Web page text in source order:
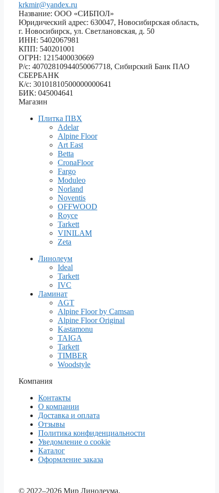
krkmir@yandex.ru
Название: ООО «СИБПОЛ»
Юридический адрес: 630047, Новосибирская область,
г. Новосибирск, ул. Светлановская, д. 50
ИНН: 5402067981
КПП: 540201001
ОГРН: 1215400030669
Р/с: 40702810944050067718, Сибирский Банк ПАО
СБЕРБАНК
К/с: 30101810500000000641
БИК: 045004641
Магазин
Плитка ПВХ
Adelar
Alpine Floor
Art East
Betta
CronaFloor
Fargo
Moduleo
Norland
Noventis
OFFWOOD
Royce
Tarkett
VINILAM
Zeta
Линолеум
Ideal
Tarkett
IVC
Ламинат
AGT
Alpine Floor by Camsan
Alpine Floor Original
Kastamonu
TAIGA
Tarkett
TIMBER
Woodstyle
Компания
Контакты
О компании
Доставка и оплата
Отзывы
Политика конфиденциальности
Уведомление о cookie
Каталог
Оформление заказа
© 2022–2026 Мир Линолеума.